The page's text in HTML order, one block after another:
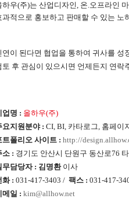
하우(주)는 산업디자인, 온.오프라인
과적으로 홍보하고 판매할 수 있는 노
연이 된다면 협업을 통하여 귀사를 성
토 후 관심이 있으시면 언제든지 연락
업명 : 올하우(주)
요지원분야 : CI, BI, 카타로그, 홈페이
트폴리오 사이트 : http://
소 : 경기도 안산시 단원구 동산로76
무담당자 : 김명환이사
화 : 031-417-3403 / 팩스 : 031-417-
메일 : kim@allhow.net